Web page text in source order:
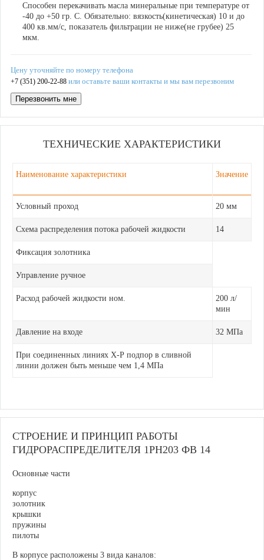
Способен перекачивать масла минеральные при температуре от
-40 до +50 гр. С. Обязательно: вязкость(кинетическая) 10 и до
400 кв.мм/с, показатель фильтрации не ниже(не грубее) 25
мкм.
Цену уточняйте по номеру телефона
+7 (351) 200-22-88 или оставьте ваши контакты и мы вам перезвоним
Перезвонить мне
ТЕХНИЧЕСКИЕ ХАРАКТЕРИСТИКИ
Наименование характеристики Значение
Условный проход 20 мм
Схема распределения потока рабочей жидкости 14
Фиксация золотника
Управление ручное
Расход рабочей жидкости ном.
200 л/
мин
Давление на входе 32 МПа
При соединенных линиях Х-Р подпор в сливной
линии должен быть меньше чем 1,4 МПа
СТРОЕНИЕ И ПРИНЦИП РАБОТЫ
ГИДРОРАСПРЕДЕЛИТЕЛЯ 1РН203 ФВ 14
Основные части
корпус
золотник
крышки
пружины
пилоты
В корпусе расположены 3 вида каналов: